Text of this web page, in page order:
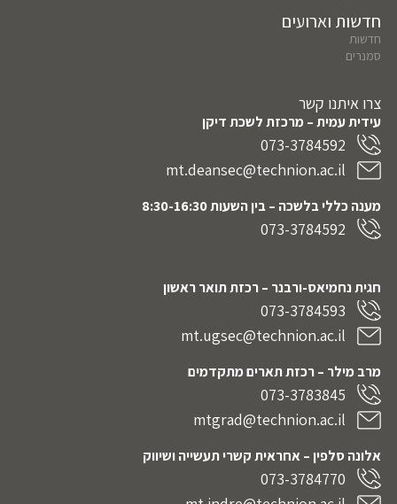
חדשות וארועים
חדשות
סמנרים
צרו איתנו קשר
עידית עמית – מרכזת לשכת דיקן
073-3784592
mt.deansec@technion.ac.il
מענה כללי בלשכה – בין השעות 8:30-16:30
073-3784592
חגית נחמיאס-ורבנר – רכזת תואר ראשון
073-3784593
mt.ugsec@technion.ac.il
מרב מילר – רכזת תארים מתקדמים
073-3783845
mtgrad@technion.ac.il
אלונה סלפין – אחראית קשרי תעשייה ושיווק
073-3784770